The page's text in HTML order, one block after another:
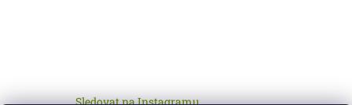
Sledovat na Instagramu